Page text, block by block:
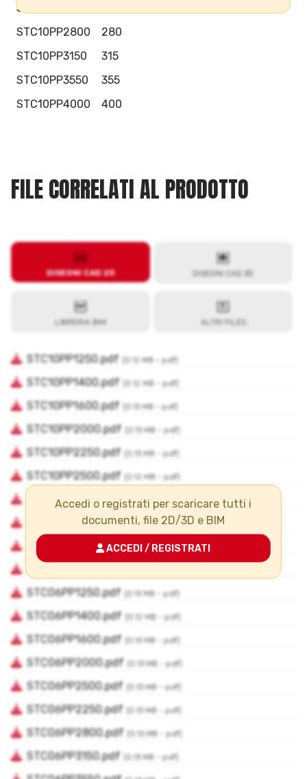
STC10PP2500
STC10PP2800
280
STC10PP3150
315
STC10PP3550
355
STC10PP4000
400
FILE CORRELATI AL PRODOTTO
Accedi o registrati per scaricare tutti i
documenti, file 2D/3D e BIM
ACCEDI / REGISTRATI